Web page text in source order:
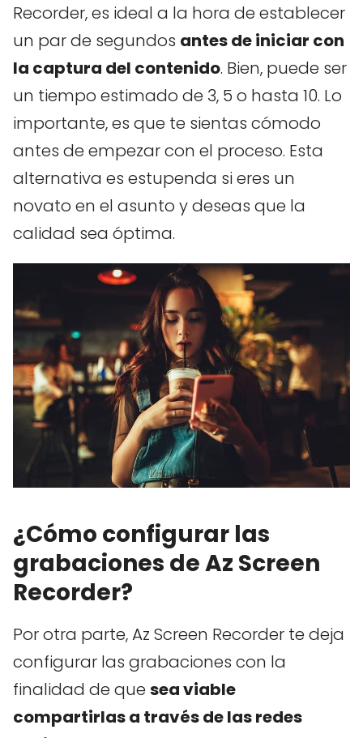
Recorder, es ideal a la hora de establecer
un par de segundos antes de iniciar con
la captura del contenido. Bien, puede ser
un tiempo estimado de 3, 5 o hasta 10. Lo
importante, es que te sientas cómodo
antes de empezar con el proceso. Esta
alternativa es estupenda si eres un
novato en el asunto y deseas que la
calidad sea óptima.
¿Cómo configurar las
grabaciones de Az Screen
Recorder?
Por otra parte, Az Screen Recorder te deja
configurar las grabaciones con la
finalidad de que sea viable
compartirlas a través de las redes